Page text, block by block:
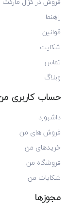
راهنما
قوانین
شکایت
تماس
وبلاگ
حساب کاربری
داشبورد
فروش های من
خریدهای من
فروشگاه من
شکایات من
مجوزها